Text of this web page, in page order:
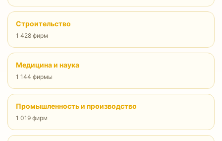
Строительство
1 428 фирм
Медицина и наука
1 144 фирмы
Промышленность и производство
1 019 фирм